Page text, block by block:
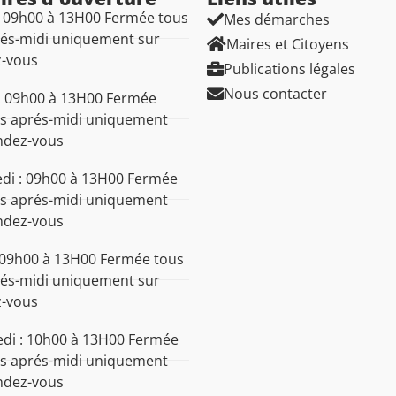
à 13H00 Fermée tous
midi uniquement sur
vous
à 13H00 Fermée
aprés-midi uniquement
vous
: 09h00 à 13H00 Fermée
aprés-midi uniquement
vous
à 13H00 Fermée tous
midi uniquement sur
vous
: 10h00 à 13H00 Fermée
aprés-midi uniquement
vous
Mes démarches
Maires et Citoyens
Publications légales
Nous contacter